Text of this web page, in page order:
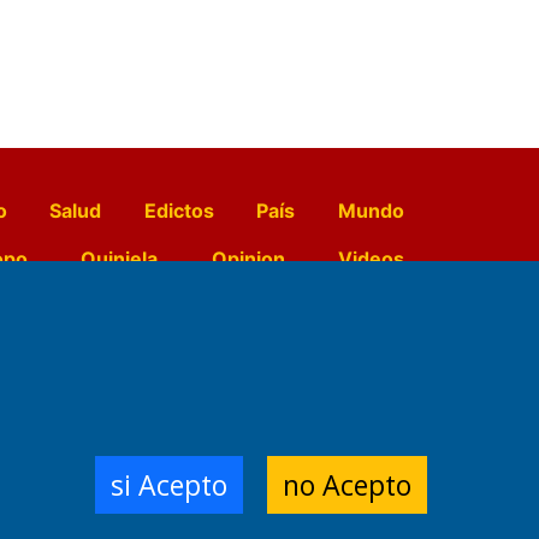
Salud Edictos País
Mundo
Quiniela Opinion
Videos
Impresora:
si Acepto no Acepto